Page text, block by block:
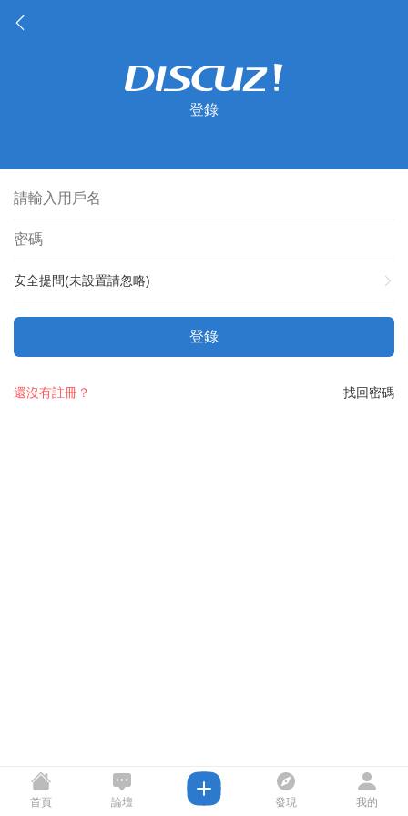
登錄
安全提問(未設置請忽略)
登錄
找回密碼
還沒有註冊？
首頁 論壇 發現 我的